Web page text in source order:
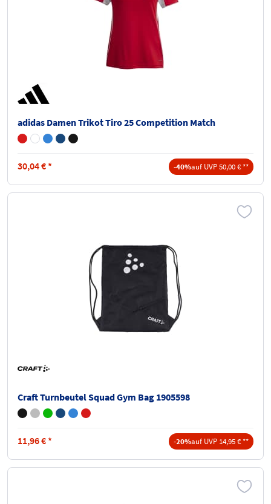
adidas Damen Trikot Tiro 25 Competition Match
30,04€ * -40%auf UVP 50,00 € **
Craft Turnbeutel Squad Gym Bag 1905598
11,96€ * -20%auf UVP 14,95 € **